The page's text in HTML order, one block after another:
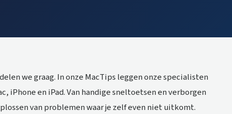
we graag. In onze MacTips leggen onze specialisten
iPhone en iPad. Van handige sneltoetsen en verborgen
van problemen waar je zelf even niet uitkomt.